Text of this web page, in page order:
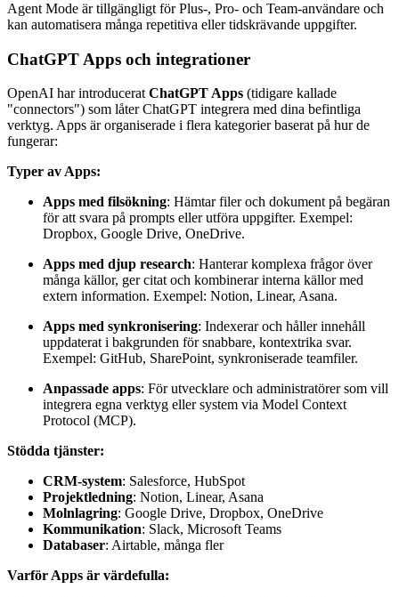
Agent Mode är tillgängligt för Plus-, Pro- och Team-användare och
kan automatisera många repetitiva eller tidskrävande uppgifter.
ChatGPT Apps och integrationer
OpenAI har introduceratChatGPT Apps (tidigare kallade
"connectors") som låter ChatGPT integrera med dina befintliga
verktyg. Apps är organiserade i flera kategorier baserat på hur de
fungerar:
Typer av Apps:
Apps med filsökning: Hämtar filer och dokument på begäran
för att svara på prompts eller utföra uppgifter. Exempel:
Dropbox, Google Drive, OneDrive.
Apps med djup research: Hanterar komplexa frågor över
många källor, ger citat och kombinerar interna källor med
extern information. Exempel: Notion, Linear, Asana.
Apps med synkronisering: Indexerar och håller innehåll
uppdaterat i bakgrunden för snabbare, kontextrika svar.
Exempel: GitHub, SharePoint, synkroniserade teamfiler.
Anpassade apps: För utvecklare och administratörer som vill
integrera egna verktyg eller system via Model Context
Protocol (MCP).
Stödda tjänster:
CRM-system: Salesforce, HubSpot
Projektledning: Notion, Linear, Asana
Molnlagring: Google Drive, Dropbox, OneDrive
Kommunikation: Slack, Microsoft Teams
Databaser: Airtable, många fler
Varför Apps är värdefulla: